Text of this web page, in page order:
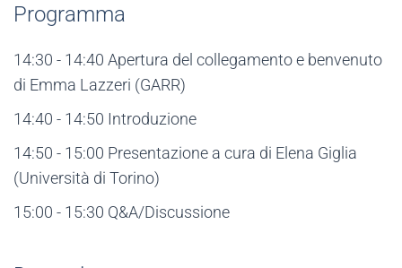
Programma
14:30 - 14:40 Apertura del collegamento e benvenuto
di Emma Lazzeri (GARR)
14:40 - 14:50 Introduzione
14:50 - 15:00 Presentazione a cura di Elena Giglia
(Università di Torino)
15:00 - 15:30 Q&A/Discussione